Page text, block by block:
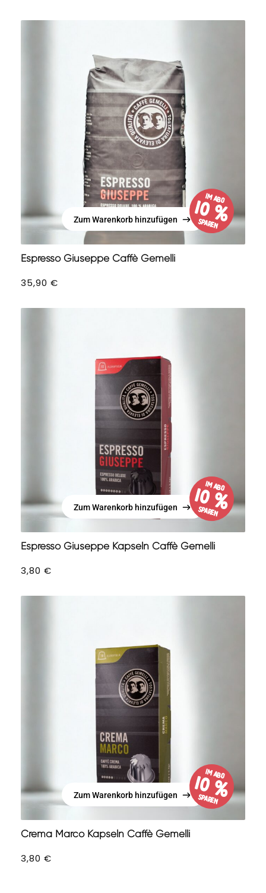
Zum Warenkorb hinzufügen
Zum Warenkorb hinzufügen
im Abo
10 %
sparen
Espresso Giuseppe Caffè Gemelli
35,90 €
Zum Warenkorb hinzufügen
Zum Warenkorb hinzufügen
im Abo
10 %
sparen
Espresso Giuseppe Kapseln Caffè Gemelli
3,80 €
Zum Warenkorb hinzufügen
Zum Warenkorb hinzufügen
im Abo
10 %
sparen
Crema Marco Kapseln Caffè Gemelli
3,80 €